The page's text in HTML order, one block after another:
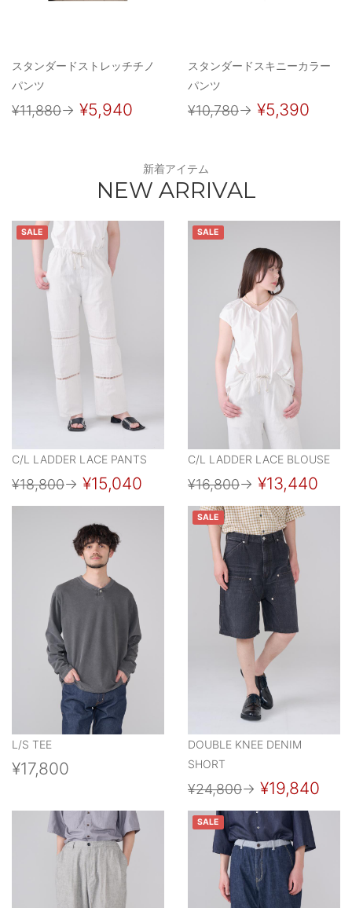
スタンダードストレッチチノ
パンツ
¥11,880→ ¥5,940
スタンダードスキニーカラー
パンツ
¥10,780→ ¥5,390
新着アイテム
NEW ARRIVAL
SALE
C/L LADDER LACE PANTS
¥18,800→ ¥15,040
SALE
C/L LADDER LACE BLOUSE
¥16,800→ ¥13,440
L/S TEE
¥17,800
SALE
DOUBLE KNEE DENIM
SHORT
¥24,800→ ¥19,840
SALE